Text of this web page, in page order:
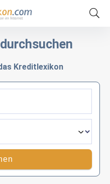
Kreditlexikon